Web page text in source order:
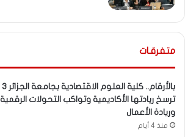
متفرقـات
بالأرقام.. كلية العلوم الاقتصادية بجامعة الجزائر 3
ترسخ ريادتها الأكاديمية وتواكب التحولات الرقمية
وريادة الأعمال
منذ 4 أيام